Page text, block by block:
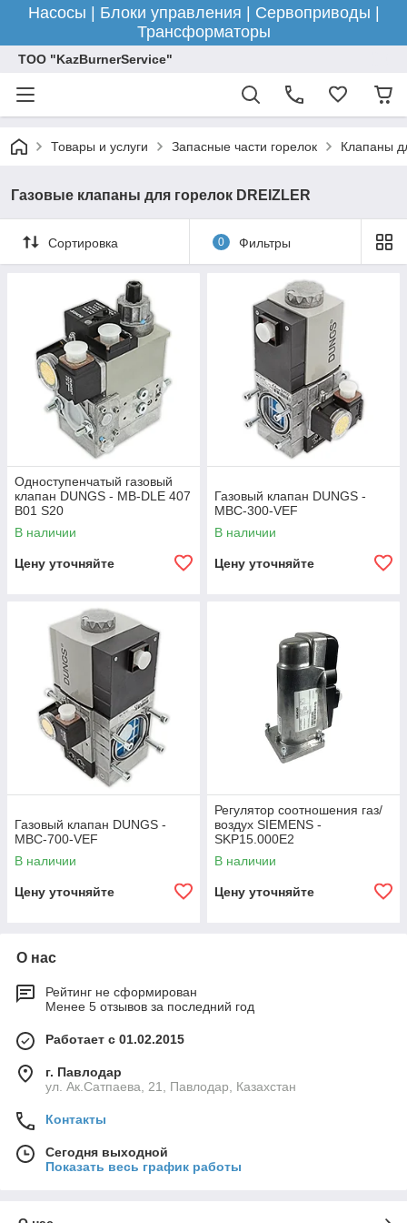
Насосы | Блоки управления | Сервоприводы |
Трансформаторы
ТОО "KazBurnerService"
Товары и услуги Запасные части горелок Клапаны
Газовые клапаны для горелок DREIZLER
Сортировка 0 Фильтры
Одноступенчатый газовый
клапан DUNGS - MB-DLE 407
B01 S20
В наличии
Цену уточняйте
Газовый клапан DUNGS -
MBC-300-VEF
В наличии
Цену уточняйте
Газовый клапан DUNGS -
MBC-700-VEF
В наличии
Цену уточняйте
Регулятор соотношения газ/
воздух SIEMENS -
SKP15.000E2
В наличии
Цену уточняйте
О нас
Рейтинг не сформирован
Менее 5 отзывов за последний год
Работает с 01.02.2015
г. Павлодар
ул. Ак.Сатпаева, 21, Павлодар, Казахстан
Контакты
Сегодня выходной
Показать весь график работы